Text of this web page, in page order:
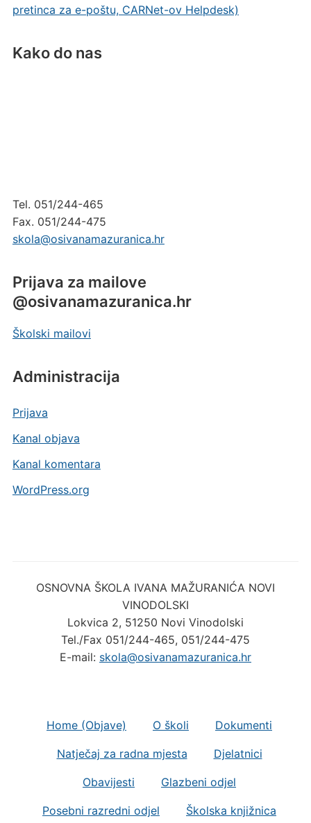
pretinca za e-poštu, CARNet-ov Helpdesk)
Kako do nas
Tel. 051/244-465
Fax. 051/244-475
skola@osivanamazuranica.hr
Prijava za mailove
@osivanamazuranica.hr
Školski mailovi
Administracija
Prijava
Kanal objava
Kanal komentara
WordPress.org
OSNOVNA ŠKOLA IVANA MAŽURANIĆA NOVI
VINODOLSKI
Lokvica 2, 51250 Novi Vinodolski
Tel./Fax 051/244-465, 051/244-475
E-mail: skola@osivanamazuranica.hr
Home (Objave) O školi Dokumenti
Natječaj za radna mjesta Djelatnici
Obavijesti Glazbeni odjel
Posebni razredni odjel Školska knjižnica